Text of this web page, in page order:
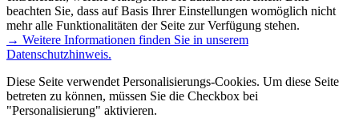
beachten Sie, dass auf Basis Ihrer Einstellungen womöglich nicht
mehr alle Funktionalitäten der Seite zur Verfügung stehen.
→ Weitere Informationen finden Sie in unserem
Datenschutzhinweis.
Diese Seite verwendet Personalisierungs-Cookies. Um diese Seite
betreten zu können, müssen Sie die Checkbox bei
"Personalisierung" aktivieren.